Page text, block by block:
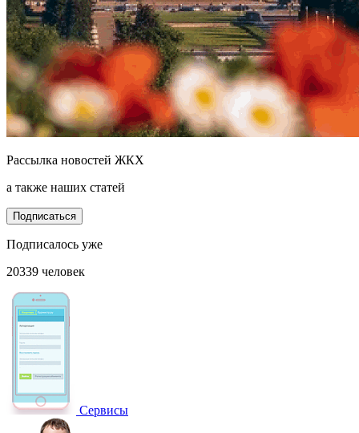
Рассылка новостей ЖКХ
а также наших статей
Подписаться
Подписалось уже
20339 человек
Сервисы